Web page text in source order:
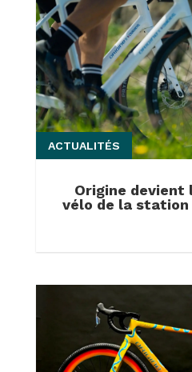
Origine devient
vélo de la station
ACTUALITÉS